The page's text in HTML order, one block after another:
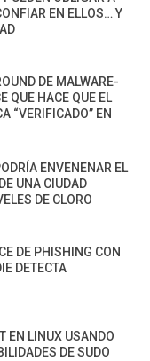
EN ELLOS… Y
DE MALWARE-
QUE HACE QUE EL
“VERIFICADO” EN
ENVENENAR EL
UNA CIUDAD
DE CLORO
DE PHISHING CON
DETECTA
EN LINUX USANDO
DE SUDO